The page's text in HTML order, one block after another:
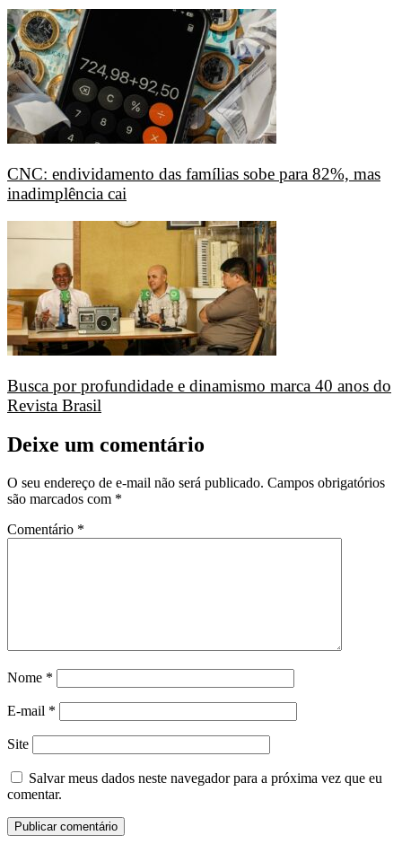
CNC: endividamento das famílias sobe para 82%, mas
inadimplência cai
Busca por profundidade e dinamismo marca 40 anos do
Revista Brasil
Deixe um comentário
O seu endereço de e-mail não será publicado. Campos obrigatórios
são marcados com *
Comentário *
Nome *
E-mail *
Site
Salvar meus dados neste navegador para a próxima vez que eu
comentar.